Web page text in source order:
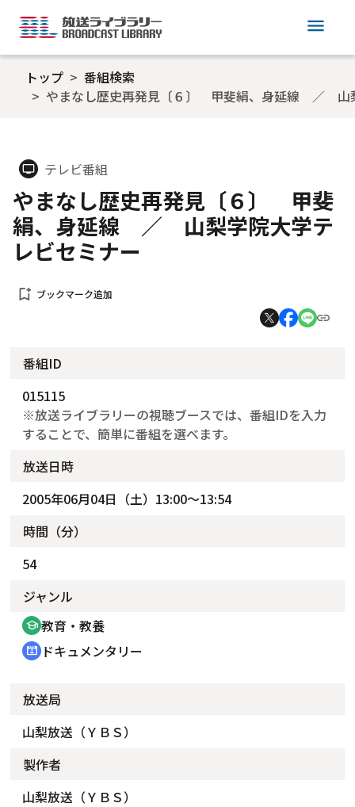
menu
トップ
番組検索
やまなし歴史再発見〔６〕 甲斐絹、身延線 ／ 山
tv テレビ番組
やまなし歴史再発見〔６〕 甲斐
絹、身延線 ／ 山梨学院大学テ
レビセミナー
bookmark_add ブックマーク追加
番組ID
015115
※放送ライブラリーの視聴ブースでは、番組IDを入力
することで、簡単に番組を選べます。
放送日時
2005年06月04日（土）13:00～13:54
時間（分）
54
ジャンル
school 教育・教養
cinematic_blur ドキュメンタリー
放送局
山梨放送（ＹＢＳ）
製作者
山梨放送（ＹＢＳ）